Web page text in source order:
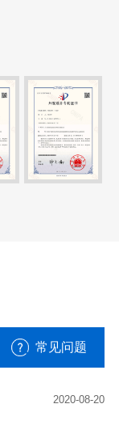
常见问题
2020-08-20